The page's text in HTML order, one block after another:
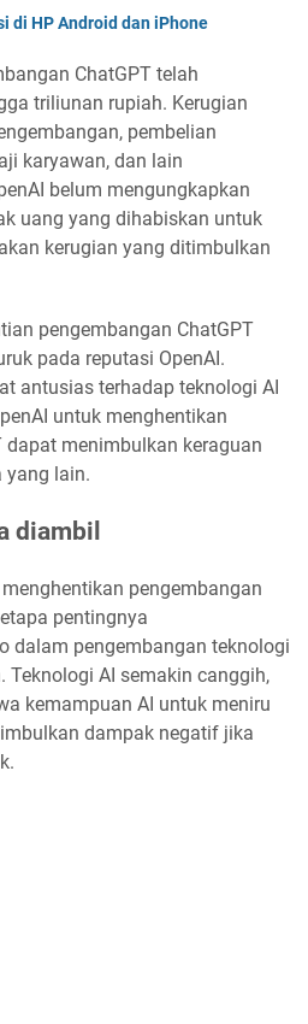
di HP Android dan iPhone
ChatGPT telah
triliunan rupiah. Kerugian
pembelian
karyawan, dan lain
belum mengungkapkan
uang yang dihabiskan untuk
kerugian yang ditimbulkan
pengembangan ChatGPT
pada reputasi OpenAI.
antusias terhadap teknologi AI
untuk menghentikan
dapat menimbulkan keraguan
yang lain.
diambil
pengembangan
pentingnya
dalam pengembangan teknologi
Teknologi AI semakin canggih,
kemampuan AI untuk meniru
dampak negatif jika